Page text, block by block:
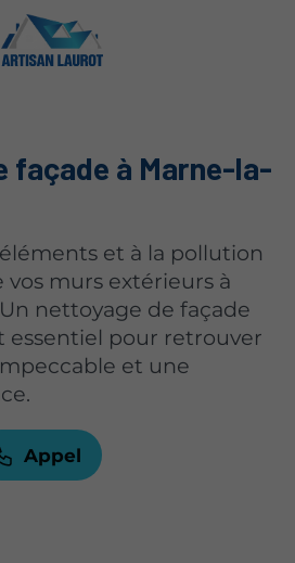
façade à Marne-la-
et à la pollution
murs extérieurs à
nettoyage de façade
essentiel pour retrouver
et une
Appel